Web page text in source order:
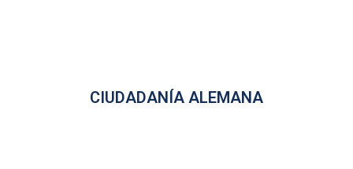
CIUDADANÍA ALEMANA